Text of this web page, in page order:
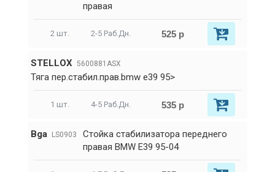
правая
2 шт. 2-5 Раб.Дн. 525 р
STELLOX 5600881ASX
Тяга пер.стабил.прав.bmw e39 95>
1 шт. 4-5 Раб.Дн. 535 р
Bga LS0903
Стойка стабилизатора переднего
правая BMW E39 95-04